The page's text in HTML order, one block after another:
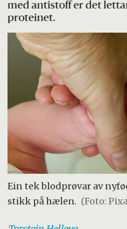
med antistoff er det
proteinet.
Ein tek blodprøvar av
stikk på hælen. (Foto: